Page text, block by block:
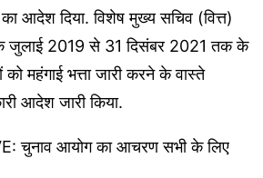
का आदेश दिया. विशेष मुख्य सचिव (वित्त)
जुलाई 2019 से 31 दिसंबर 2021 तक के
को महंगाई भत्ता जारी करने के वास्ते
आदेश जारी किया.
चुनाव आयोग का आचरण सभी के लिए